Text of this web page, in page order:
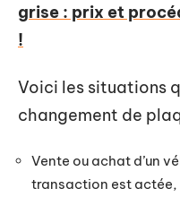
grise : prix et
!
Voici les situations
changement de
Vente ou achat d’un
transaction est actée,